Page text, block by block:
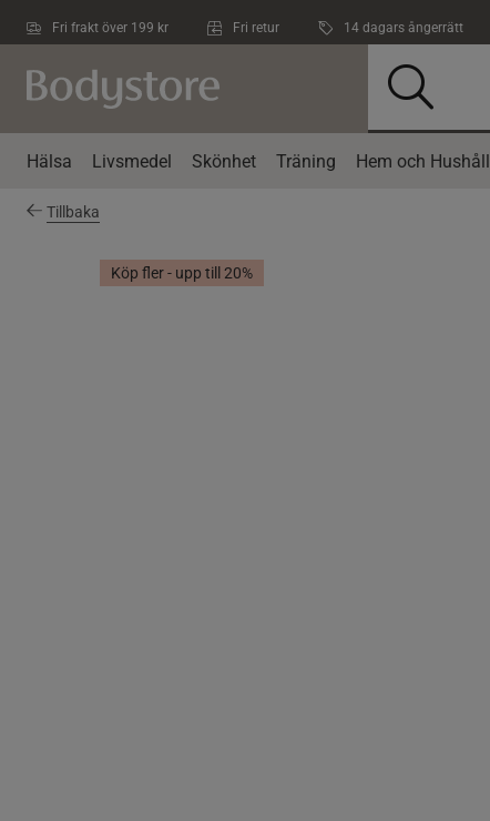
Fri frakt över 199 kr Fri retur 14 dagars ångerrätt
Hälsa Livsmedel Skönhet Träning Hem och Hushåll
Tillbaka
Köp fler - upp till 20%